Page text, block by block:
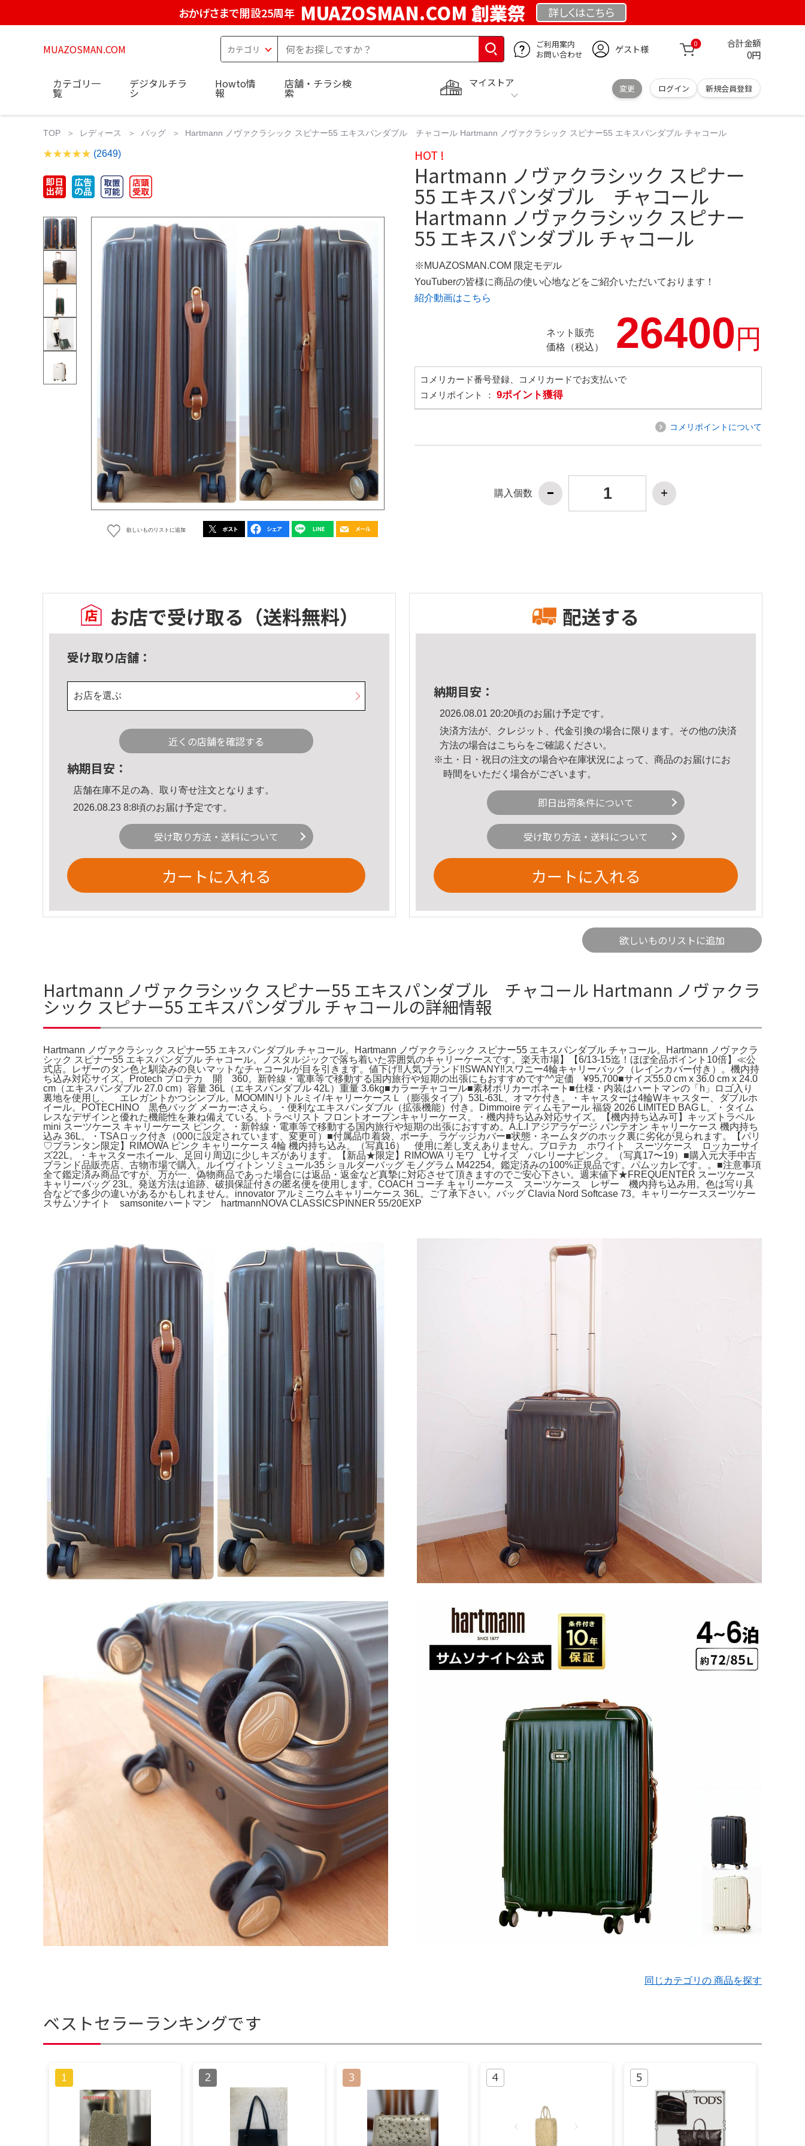
おかげさまで開設25周年 MUAZOSMAN.COM 創業祭 詳しくはこちら
MUAZOSMAN.COM
ご利用案内
お問い合わせ
ゲスト様 0 合計金額
0円
マイストア
変更 ログイン 新規会員登録
カテゴリ一
覧
デジタルチラ
シ
Howto情
報
店舗・チラシ検
索
TOP レディース バッグ Hartmann ノヴァクラシック スピナー55 エキスパンダブル チャコール Hartmann ノヴァクラシック スピナー55 エキスパンダブル チャコール
(2649)
欲しいものリストに追加
HOT !
Hartmann ノヴァクラシック スピナー
55 エキスパンダブル チャコール
Hartmann ノヴァクラシック スピナー
55 エキスパンダブル チャコール
※MUAZOSMAN.COM 限定モデル
YouTuberの皆様に商品の使い心地などをご紹介いただいております！
紹介動画はこちら
ネット販売
価格（税込）
26400円
コメリカード番号登録、コメリカードでお支払いで
コメリポイント ： 9ポイント獲得
コメリポイントについて
購入個数
お店で受け取る （送料無料）
受け取り店舗：
お店を選ぶ
近くの店舗を確認する
納期目安：
店舗在庫不足の為、取り寄せ注文となります。
2026.08.23 8:8頃のお届け予定です。
受け取り方法・送料について
カートに入れる
配送する
納期目安：
2026.08.01 20:20頃のお届け予定です。
決済方法が、クレジット、代金引換の場合に限ります。その他の決済
方法の場合はこちら をご確認ください。
※土・日・祝日の注文の場合や在庫状況によって、商品のお届けにお
時間をいただく場合がございます。
即日出荷条件について
受け取り方法・送料について
カートに入れる
欲しいものリストに追加
Hartmann ノヴァクラシック スピナー55 エキスパンダブル チャコール Hartmann ノヴァクラ
シック スピナー55 エキスパンダブル チャコールの詳細情報
Hartmann ノヴァクラシック スピナー55 エキスパンダブル チャコール。Hartmann ノヴァクラシック スピナー55 エキスパンダブル チャコール。Hartmann ノヴァクラ
シック スピナー55 エキスパンダブル チャコール。ノスタルジックで落ち着いた雰囲気のキャリーケースです。楽天市場】【6/13-15迄！ほぼ全品ポイント10倍】≪公
式店。レザーのタン色と馴染みの良いマットなチャコールが目を引きます。値下げ‼️人気ブランド‼️SWANY‼️スワニー4輪キャリーバック（レインカバー付き）。機内持
ち込み対応サイズ。Protech プロテカ 開 360。新幹線・電車等で移動する国内旅行や短期の出張にもおすすめです^^定価 ¥95,700■サイズ55.0 cm x 36.0 cm x 24.0
cm（エキスパンダブル 27.0 cm）容量 36L（エキスパンダブル 42L）重量 3.6kg■カラーチャコール■素材ポリカーボネート■仕様・内装はハートマンの「h」ロゴ入り
裏地を使用し、 エレガントかつシンプル。MOOMINリトルミイ/キャリーケースＬ（膨張タイプ）53L-63L、オマケ付き。・キャスターは4輪Wキャスター、ダブルホ
イール。POTECHINO 黒色バッグ メーカー:さえら。・便利なエキスパンダブル（拡張機能）付き。Dimmoire ディムモアール 福袋 2026 LIMITED BAG L。・タイム
レスなデザインと優れた機能性を兼ね備えている。トラべリスト フロントオープンキャリーケース。・機内持ち込み対応サイズ。【機内持ち込み可】キッズトラベル
mini スーツケース キャリーケース ピンク。・新幹線・電車等で移動する国内旅行や短期の出張におすすめ。A.L.I アジアラゲージ パンテオン キャリーケース 機内持ち
込み 36L。・TSAロック付き（000に設定されています、変更可）■付属品巾着袋、ポーチ、ラゲッジカバー■状態・ネームタグのホック裏に劣化が見られます。【パリ
♡プランタン限定】RIMOWA ピンク キャリーケース 4輪 機内持ち込み。（写真16） 使用に差し支えありません。プロテカ ホワイト スーツケース ロッカーサイ
ズ22L。・キャスターホイール、足回り周辺に少しキズがあります。【新品★限定】RIMOWA リモワ Lサイズ バレリーナピンク。（写真17〜19）■購入元大手中古
ブランド品販売店、古物市場で購入。ルイヴィトン ソミュール35 ショルダーバッグ モノグラム M42254。鑑定済みの100%正規品です。パムッカレです。。■注意事項
全て鑑定済み商品ですが、万が一、偽物商品であった場合には返品・返金など真摯に対応させて頂きますのでご安心下さい。週末値下★FREQUENTER スーツケース
キャリーバッグ 23L。発送方法は追跡、破損保証付きの匿名便を使用します。COACH コーチ キャリーケース スーツケース レザー 機内持ち込み用。色は写り具
合などで多少の違いがあるかもしれません。innovator アルミニウムキャリーケース 36L。ご了承下さい。バッグ Clavia Nord Softcase 73。キャリーケーススーツケー
スサムソナイト samsoniteハートマン hartmannNOVA CLASSICSPINNER 55/20EXP
同じカテゴリの 商品を探す
ベストセラーランキングです